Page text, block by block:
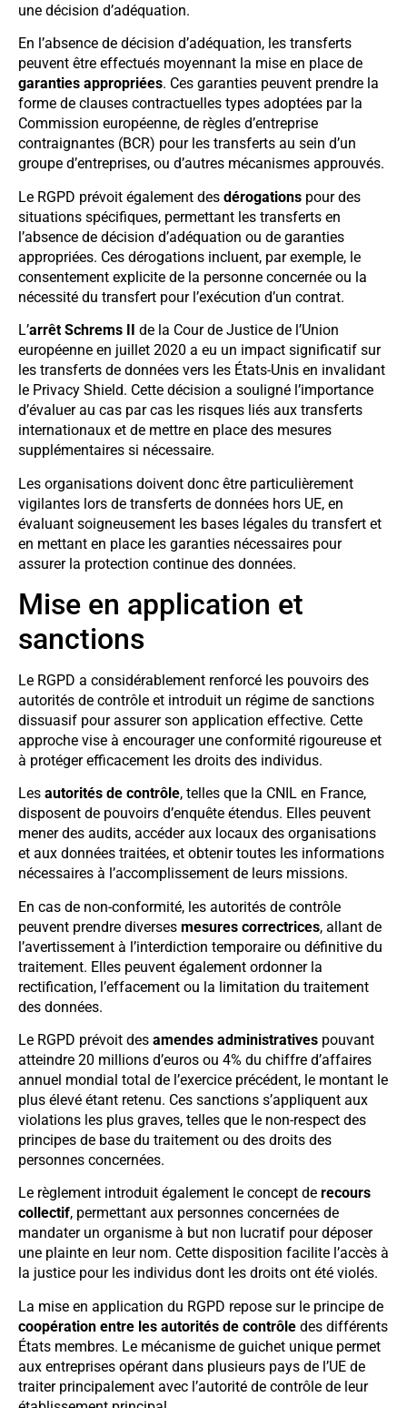
une décision d’adéquation.
En l’absence de décision d’adéquation, les transferts
peuvent être effectués moyennant la mise en place de
garanties appropriées. Ces garanties peuvent prendre la
forme de clauses contractuelles types adoptées par la
Commission européenne, de règles d’entreprise
contraignantes (BCR) pour les transferts au sein d’un
groupe d’entreprises, ou d’autres mécanismes approuvés.
Le RGPD prévoit également des dérogations pour des
situations spécifiques, permettant les transferts en
l’absence de décision d’adéquation ou de garanties
appropriées. Ces dérogations incluent, par exemple, le
consentement explicite de la personne concernée ou la
nécessité du transfert pour l’exécution d’un contrat.
L’arrêt Schrems II de la Cour de Justice de l’Union
européenne en juillet 2020 a eu un impact significatif sur
les transferts de données vers les États-Unis en invalidant
le Privacy Shield. Cette décision a souligné l’importance
d’évaluer au cas par cas les risques liés aux transferts
internationaux et de mettre en place des mesures
supplémentaires si nécessaire.
Les organisations doivent donc être particulièrement
vigilantes lors de transferts de données hors UE, en
évaluant soigneusement les bases légales du transfert et
en mettant en place les garanties nécessaires pour
assurer la protection continue des données.
Mise en application et
sanctions
Le RGPD a considérablement renforcé les pouvoirs des
autorités de contrôle et introduit un régime de sanctions
dissuasif pour assurer son application effective. Cette
approche vise à encourager une conformité rigoureuse et
à protéger efficacement les droits des individus.
Les autorités de contrôle, telles que la CNIL en France,
disposent de pouvoirs d’enquête étendus. Elles peuvent
mener des audits, accéder aux locaux des organisations
et aux données traitées, et obtenir toutes les informations
nécessaires à l’accomplissement de leurs missions.
En cas de non-conformité, les autorités de contrôle
peuvent prendre diverses mesures correctrices, allant de
l’avertissement à l’interdiction temporaire ou définitive du
traitement. Elles peuvent également ordonner la
rectification, l’effacement ou la limitation du traitement
des données.
Le RGPD prévoit des amendes administratives pouvant
atteindre 20 millions d’euros ou 4% du chiffre d’affaires
annuel mondial total de l’exercice précédent, le montant le
plus élevé étant retenu. Ces sanctions s’appliquent aux
violations les plus graves, telles que le non-respect des
principes de base du traitement ou des droits des
personnes concernées.
Le règlement introduit également le concept de recours
collectif, permettant aux personnes concernées de
mandater un organisme à but non lucratif pour déposer
une plainte en leur nom. Cette disposition facilite l’accès à
la justice pour les individus dont les droits ont été violés.
La mise en application du RGPD repose sur le principe de
coopération entre les autorités de contrôle des différents
États membres. Le mécanisme de guichet unique permet
aux entreprises opérant dans plusieurs pays de l’UE de
traiter principalement avec l’autorité de contrôle de leur